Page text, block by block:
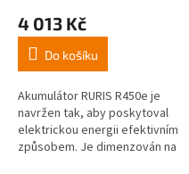
4 013 Kč
Do košíku
Akumulátor RURIS R450e je
navržen tak, aby poskytoval
elektrickou energii efektivním
způsobem. Je dimenzován na